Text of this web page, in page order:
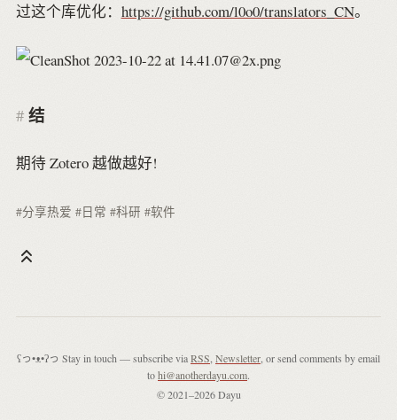
过这个库优化： https://github.com/l0o0/translators_CN。
结
期待 Zotero 越做越好!
#分享热爱 #日常 #科研 #软件
ʕっ•ᴥ•ʔっ Stay in touch — subscribe viaRSS Newsletter , or send comments by email
tohi@anotherdayu.com.
© 2021–2026 Dayu